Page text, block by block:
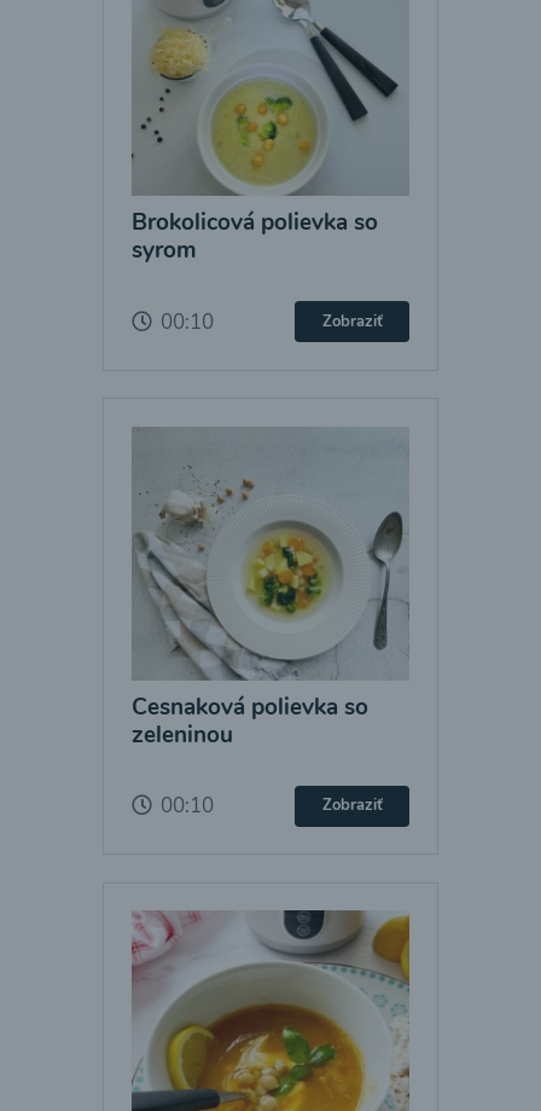
Brokolicová polievka so
syrom
00:10 Zobraziť
Cesnaková polievka so
zeleninou
00:10 Zobraziť